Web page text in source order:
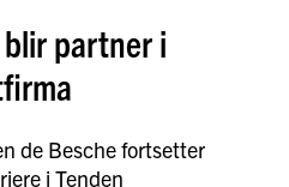
partner i
de Besche fortsetter
i Tenden